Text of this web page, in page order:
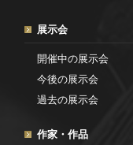
展示会
開催中の展示会
今後の展示会
過去の展示会
作家・作品